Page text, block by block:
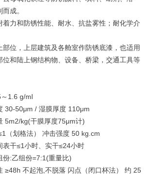
成。
着力和防锈性能、耐水、抗盐雾性；耐化学介
部位，上层建筑及各舱室作防锈底漆，也适用
位和陆上钢结构物、设备、桥梁，交通工具等
1.6 g/ml
/ 湿膜厚度 110μm
kg(干膜厚度75μm计)
法） 冲击强度 50 kg.cm
小时、实干≤24小时
份=7:1(重量比)
起泡,不脱落 闪点（闭口杯法） 约 25